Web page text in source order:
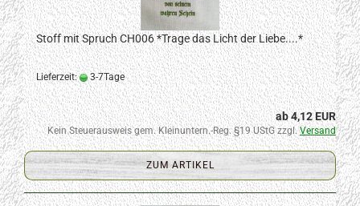
Stoff mit Spruch CH006 *Trage das Licht der Liebe....*
Lieferzeit: 3-7Tage
ab 4,12 EUR
Kein Steuerausweis gem. Kleinuntern.-Reg. §19 UStG zzgl.Versand
ZUM ARTIKEL